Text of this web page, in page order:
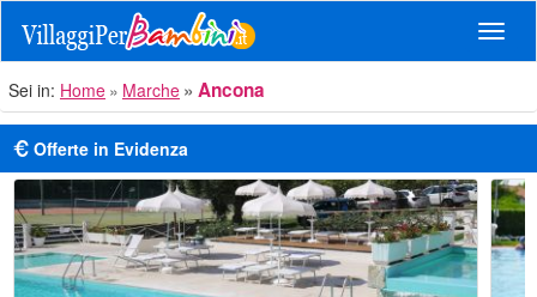
Sei in: Home Marche Ancona
Offerte in Evidenza